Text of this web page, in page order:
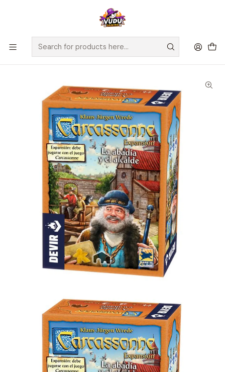
🚀 ¡Despachamos a todo Chile! Envío GRATIS a Regiones sobre
$100.000 y a RM sobre $35.000
Home Juegos de Mesa Editorial Devir
Carcassonne: La Abadia y el Alcalde (2da Edición) - Español